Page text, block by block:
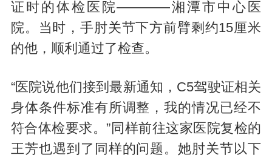
证时的体检医院————湘潭市中心医
院。当时，手肘关节下方前臂剩约15厘米
的他，顺利通过了检查。
“医院说他们接到最新通知，C5驾驶证相关
身体条件标准有所调整，我的情况已经不
符合体检要求。”同样前往这家医院复检的
王芳也遇到了同样的问题。她肘关节以下